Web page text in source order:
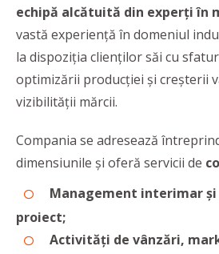
echipă alcătuită din experți în
vastă experiență în domeniul
la dispoziția clienților săi cu
optimizării producției și creșterii
vizibilității mărcii.
Compania se adresează
dimensiunile și oferă servicii de
Management interimar
proiect;
Activităţi de vânzări,